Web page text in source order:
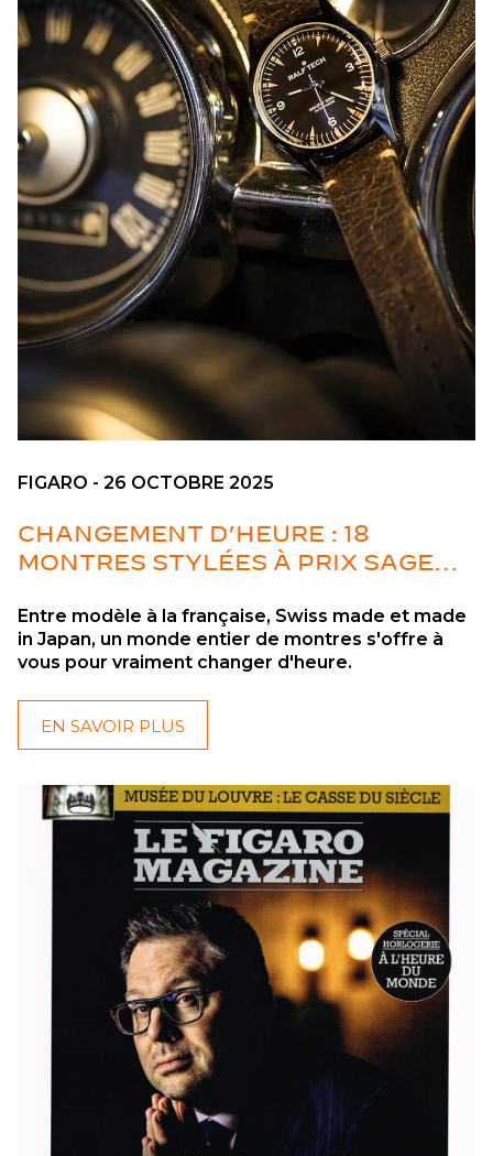
FIGARO - 26 OCTOBRE 2025
CHANGEMENT D’HEURE : 18
MONTRES STYLÉES À PRIX SAGE
Entre modèle à la française, Swiss made et made
in Japan, un monde entier de montres s'offre à
vous pour vraiment changer d'heure.
EN SAVOIR PLUS